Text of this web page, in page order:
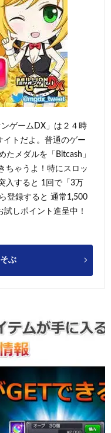
ゲームDX」は２４時
イトだよ。普通のゲー
たメダルを「Bitcash」
ちゃうよ！特にスロッ
入すると 1回で「3万
登録すると 通常1,500
しポイント進呈中！
ぶ